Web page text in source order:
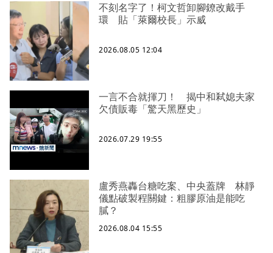
不刻名字了！柯文哲卸腳鐐改戴手
環 貼「萊爾校長」示威
2026.08.05 12:04
一言不合就揮刀！ 揭中和弒媳夫家
欠債販毒「驚天黑歷史」
2026.07.29 19:55
盧秀燕轟台糖吃案、中央蓋牌 林靜
儀點破製程關鍵：粗膠原油是能吃
膩？
2026.08.04 15:55